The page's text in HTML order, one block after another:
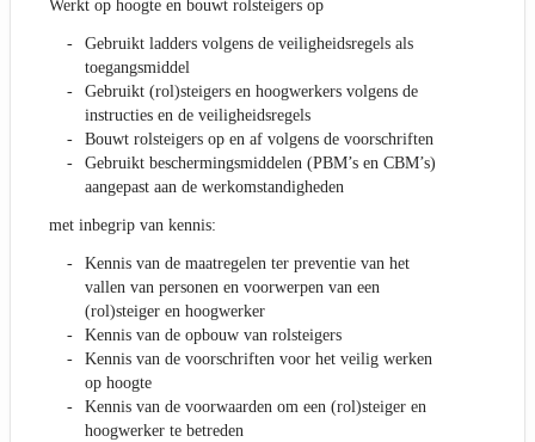
Werkt op hoogte en bouwt rolsteigers op
Gebruikt ladders volgens de veiligheidsregels als
toegangsmiddel
Gebruikt (rol)steigers en hoogwerkers volgens de
instructies en de veiligheidsregels
Bouwt rolsteigers op en af volgens de voorschriften
Gebruikt beschermingsmiddelen (PBM’s en CBM’s)
aangepast aan de werkomstandigheden
met inbegrip van kennis:
Kennis van de maatregelen ter preventie van het
vallen van personen en voorwerpen van een
(rol)steiger en hoogwerker
Kennis van de opbouw van rolsteigers
Kennis van de voorschriften voor het veilig werken
op hoogte
Kennis van de voorwaarden om een (rol)steiger en
hoogwerker te betreden